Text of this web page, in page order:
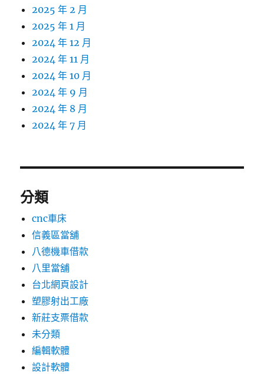
2025 年 2 月
2025 年 1 月
2024 年 12 月
2024 年 11 月
2024 年 10 月
2024 年 9 月
2024 年 8 月
2024 年 7 月
分類
cnc車床
信義區當舖
八德機車借款
八里當舖
台北網頁設計
塑膠射出工廠
新莊支票借款
未分類
編輯軟體
設計軟體